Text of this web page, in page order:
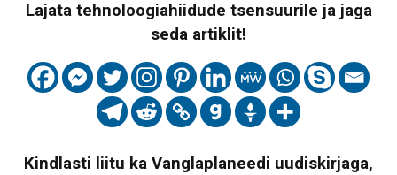
Lajata tehnoloogiahiidude tsensuurile ja jaga
seda artiklit!
Kindlasti liitu ka Vanglaplaneedi uudiskirjaga,